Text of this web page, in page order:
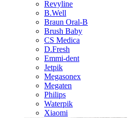
Revyline
B.Well
Braun Oral-B
Brush Baby
CS Medica
D.Fresh
Emmi-dent
Jetpik
Megasonex
Megaten
Philips
Waterpik
Xiaomi